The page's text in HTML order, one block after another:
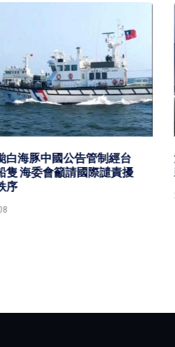
海委會親子日 同仁眷屬提
親節同步體驗城鎮韌性防